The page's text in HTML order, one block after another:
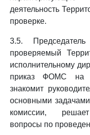
деятельность
проверке.
3.5.
проверяемый
исполнительному
приказ ФОМС на
знакомит
основными
комиссии, решает
вопросы по